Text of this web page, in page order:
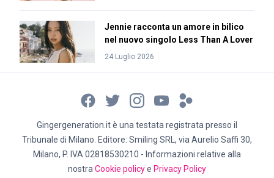
Jennie racconta un amore in bilico
nel nuovo singolo Less Than A Lover
24 Luglio 2026
Gingergeneration.it è una testata registrata presso il
Tribunale di Milano. Editore: Smiling SRL, via Aurelio Saffi 30,
Milano, P. IVA 02818530210 - Informazioni relative alla
nostra Cookie policye Privacy Policy